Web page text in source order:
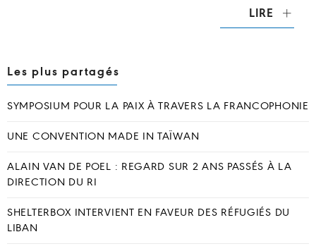
LIRE
Les plus partagés
SYMPOSIUM POUR LA PAIX À TRAVERS LA FRANCOPHONIE
UNE CONVENTION MADE IN TAÏWAN
ALAIN VAN DE POEL : REGARD SUR 2 ANS PASSÉS À LA
DIRECTION DU RI
SHELTERBOX INTERVIENT EN FAVEUR DES RÉFUGIÉS DU
LIBAN